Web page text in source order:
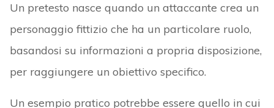
Un pretesto nasce quando un attaccante crea un
personaggio fittizio che ha un particolare ruolo,
basandosi su informazioni a propria disposizione,
per raggiungere un obiettivo specifico.
Un esempio pratico potrebbe essere quello in cui